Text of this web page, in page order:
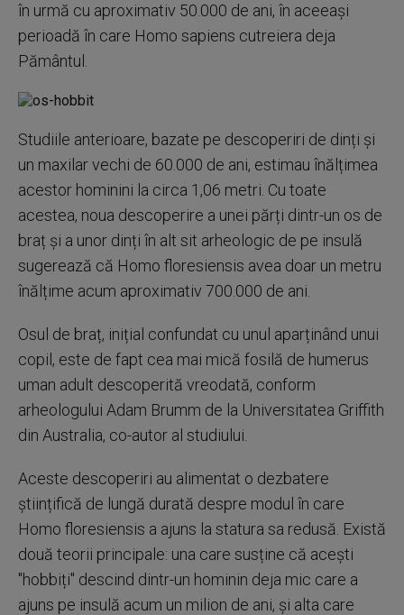
în urmă cu aproximativ 50.000 de ani, în aceeași
perioadă în care Homo sapiens cutreiera deja
Pământul.
Studiile anterioare, bazate pe descoperiri de dinți și
un maxilar vechi de 60.000 de ani, estimau înălțimea
acestor hominini la circa 1,06 metri. Cu toate
acestea, noua descoperire a unei părți dintr-un os de
braț și a unor dinți în alt sit arheologic de pe insulă
sugerează că Homo floresiensis avea doar un metru
înălțime acum aproximativ 700.000 de ani.
Osul de braț, inițial confundat cu unul aparținând unui
copil, este de fapt cea mai mică fosilă de humerus
uman adult descoperită vreodată, conform
arheologului Adam Brumm de la Universitatea Griffith
din Australia, co-autor al studiului.
Aceste descoperiri au alimentat o dezbatere
științifică de lungă durată despre modul în care
Homo floresiensis a ajuns la statura sa redusă. Există
două teorii principale: una care susține că acești
"hobbiți" descind dintr-un hominin deja mic care a
ajuns pe insulă acum un milion de ani, și alta care